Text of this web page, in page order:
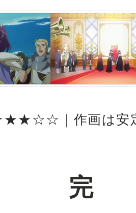
｜作画は安
完